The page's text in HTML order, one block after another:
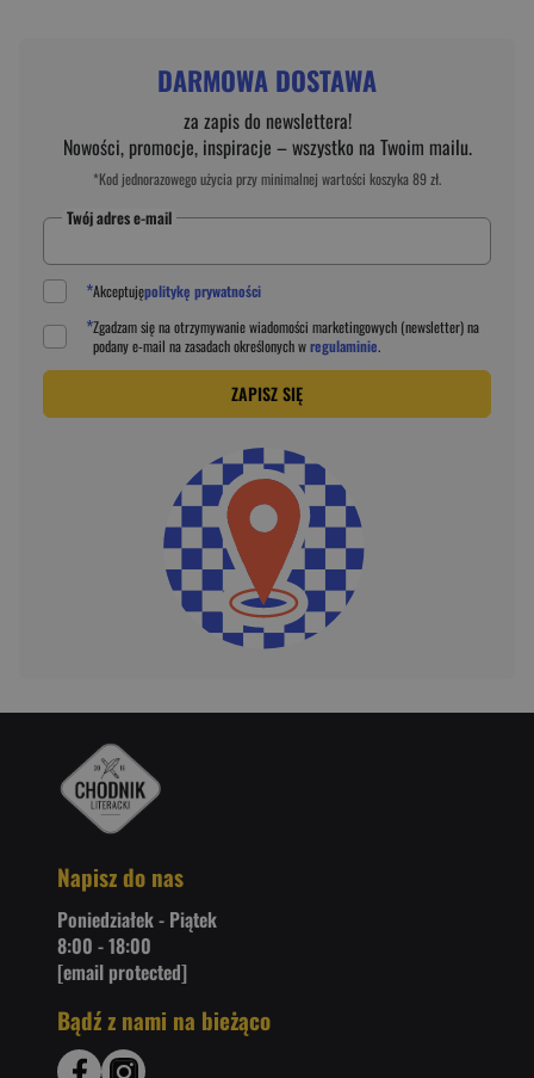
DARMOWA DOSTAWA
za zapis do newslettera!
Nowości, promocje, inspiracje – wszystko na Twoim mailu.
*Kod jednorazowego użycia przy minimalnej wartości koszyka 89 zł.
Twój adres e-mail
*Akceptujępolitykę prywatności
*Zgadzam się na otrzymywanie wiadomości marketingowych (newsletter) na
podanye-mail na zasadach określonych wregulaminie.
ZAPISZ SIĘ
Napisz do nas
Poniedziałek - Piątek
8:00 - 18:00
[email protected]
Bądź z nami na bieżąco